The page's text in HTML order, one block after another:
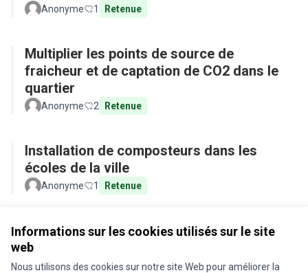
Informations sur les cookies utilisés sur le site
web
Nous utilisons des cookies sur notre site Web pour améliorer la
Anonyme 1 Retenue
Multiplier les points de source de
fraicheur et de captation de CO2 dans le
quartier
Anonyme 2 Retenue
Installation de composteurs dans les
écoles de la ville
Anonyme 1 Retenue
Conditions d'utilisation